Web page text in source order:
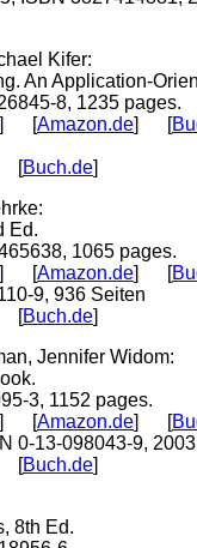
Kifer:
An Application-
8, 1235 pages.
] [Amazon.de] [
[Buch.de]
Ed.
1065 pages.
] [Amazon.de] [
9, 936 Seiten
[Buch.de]
Jennifer Widom:
3, 1152 pages.
] [Amazon.de] [
0-13-098043-9,
[Buch.de]
8th Ed.